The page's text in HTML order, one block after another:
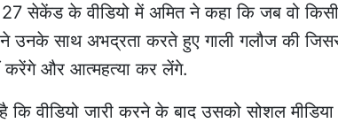
सेकेंड के वीडियो में अमित ने कहा कि जब वो
ने उनके साथ अभद्रता करते हुए गाली गलौज की
करेंगे और आत्महत्या कर लेंगे.
कि वीडियो जारी करने के बाद उसको सोशल